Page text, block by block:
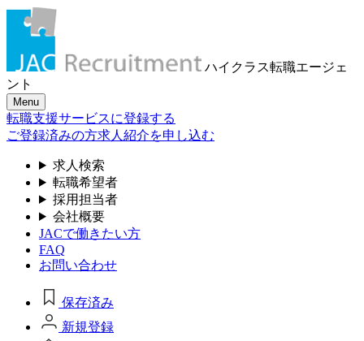
ハイクラス転職エージェ
ント
Menu
転職支援サービスに登録する
ご登録済みの方求人紹介を申し込む
求人検索
転職希望者
採用担当者
会社概要
JACで働きたい方
FAQ
お問い合わせ
保存済み
新規登録